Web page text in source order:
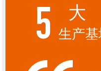
5
大
生产